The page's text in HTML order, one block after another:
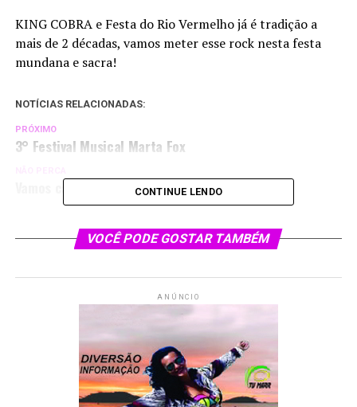
KING COBRA e Festa do Rio Vermelho já é tradição a
mais de 2 décadas, vamos meter esse rock nesta festa
mundana e sacra!
NOTÍCIAS RELACIONADAS:
PRÓXIMO
3° Festival Musical Marta Fox
Vamos carnavalizar CONTINUE LENDO
VOCÊ PODE GOSTAR TAMBÉM
ANÚNCIO